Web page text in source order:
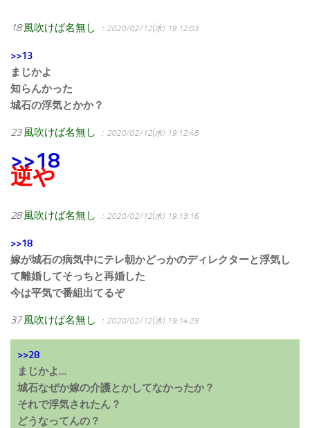
18 風吹けば名無し ：2020/02/12(水) 19:12:03
>>13
まじかよ
知らんかった
城石の浮気とかか？
23 風吹けば名無し ：2020/02/12(水) 19:12:48
>>18
逆や
28 風吹けば名無し ：2020/02/12(水) 19:13:16
>>18
嫁が城石の病気中にテレ朝かどっかのディレクターと浮気し
て離婚してそっちと再婚した
今は平気で番組出てるぞ
37 風吹けば名無し ：2020/02/12(水) 19:14:29
>>28
まじかよ…
城石なぜか嫁の介護とかしてなかったか？
それで浮気されたん？
どうなってんの？